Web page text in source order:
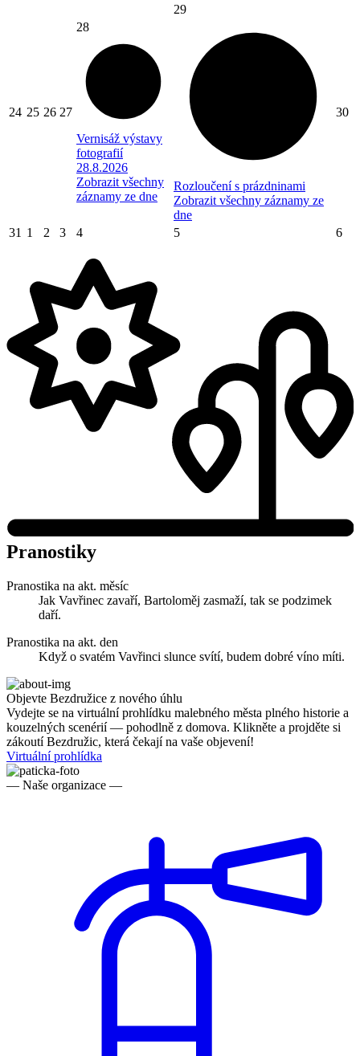
24 25 26 27
28
Vernisáž výstavy
fotografií
28.8.2026
Zobrazit všechny
záznamy ze dne
29
Rozloučení s prázdninami
Zobrazit všechny záznamy ze
dne
30
31 1 2 3 4 5 6
Pranostiky
Pranostika na akt. měsíc
Jak Vavřinec zavaří, Bartoloměj zasmaží, tak se podzimek
daří.
Pranostika na akt. den
Když o svatém Vavřinci slunce svítí, budem dobré víno míti.
Objevte Bezdružice z nového úhlu
Vydejte se na virtuální prohlídku malebného města plného historie a
kouzelných scenérií — pohodlně z domova. Klikněte a projděte si
zákoutí Bezdružic, která čekají na vaše objevení!
Virtuální prohlídka
— Naše organizace —